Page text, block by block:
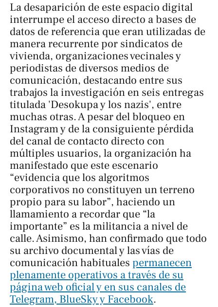
La desaparición de este espacio digital
interrumpe el acceso directo a bases de
datos de referencia que eran utilizadas de
manera recurrente por sindicatos de
vivienda, organizaciones vecinales y
periodistas de diversos medios de
comunicación, destacando entre sus
trabajos la investigación en seis entregas
titulada 'Desokupa y los nazis', entre
muchas otras. A pesar del bloqueo en
Instagram y de la consiguiente pérdida
del canal de contacto directo con
múltiples usuarios, la organización ha
manifestado que este escenario
“evidencia que los algoritmos
corporativos no constituyen un terreno
propio para su labor”, haciendo un
llamamiento a recordar que “la
importante” es la militancia a nivel de
calle. Asimismo, han confirmado que todo
su archivo documental y las vías de
comunicación habituales permanecen
plenamente operativos a través de su
página web oficial y en sus canales de
Telegram, BlueSky y Facebook.